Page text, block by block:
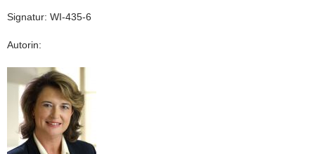
Signatur: WI-435-6
Autorin: